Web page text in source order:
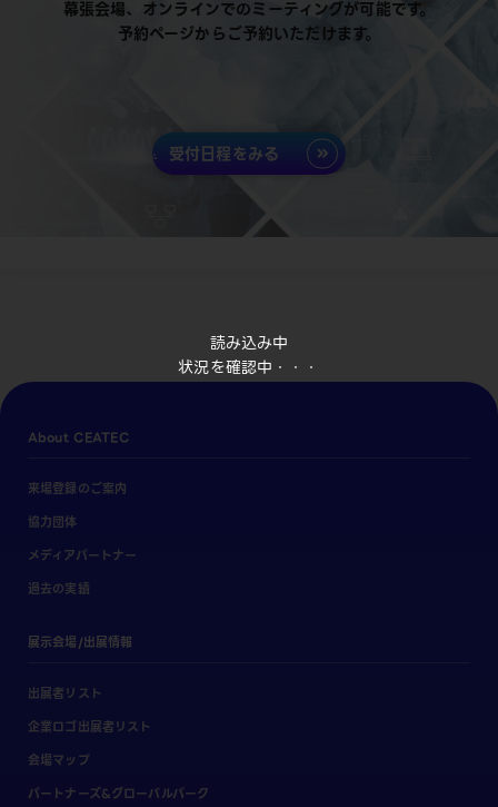
読み込み中
状況を確認中・・・
幕張会場、オンラインでのミーティングが可能です。
予約ページからご予約いただけます。
受付日程をみる
About CEATEC
来場登録のご案内
協力団体
メディアパートナー
過去の実績
展示会場/出展情報
出展者リスト
企業ロゴ出展者リスト
会場マップ
パートナーズ&グローバルパーク